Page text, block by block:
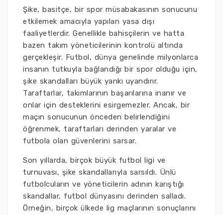
Şike, basitçe, bir spor müsabakasının sonucunu
etkilemek amacıyla yapılan yasa dışı
faaliyetlerdir. Genellikle bahisçilerin ve hatta
bazen takım yöneticilerinin kontrolü altında
gerçekleşir. Futbol, dünya genelinde milyonlarca
insanın tutkuyla bağlandığı bir spor olduğu için,
şike skandalları büyük yankı uyandırır.
Taraftarlar, takımlarının başarılarına inanır ve
onlar için desteklerini esirgemezler. Ancak, bir
maçın sonucunun önceden belirlendiğini
öğrenmek, taraftarları derinden yaralar ve
futbola olan güvenlerini sarsar.
Son yıllarda, birçok büyük futbol ligi ve
turnuvası, şike skandallarıyla sarsıldı. Ünlü
futbolcuların ve yöneticilerin adının karıştığı
skandallar, futbol dünyasını derinden salladı.
Örneğin, birçok ülkede lig maçlarının sonuçlarını